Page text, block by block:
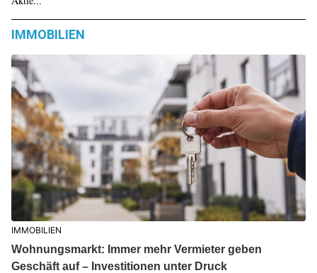
IMMOBILIEN
IMMOBILIEN
Wohnungsmarkt: Immer mehr Vermieter geben
Geschäft auf – Investitionen unter Druck